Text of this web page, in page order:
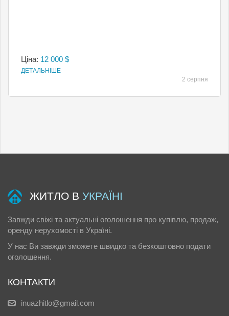
Ціна: 12 000 $
ДЕТАЛЬНІШЕ
2 серпня
ЖИТЛО В УКРАЇНІ
Завжди свіжі та актуальні оголошення про купівлю, продаж,
оренду нерухомості в Україні.
У нас Ви завжди зможете швидко та безкоштовно подати
оголошення.
КОНТАКТИ
inuazhitlo@gmail.com